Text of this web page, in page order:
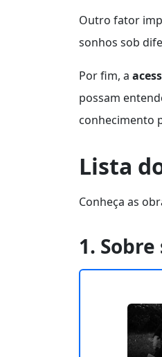
Outro fator
sonhos sob
Por fim, a
possam
conhecimento
Lista
Conheça as
1.